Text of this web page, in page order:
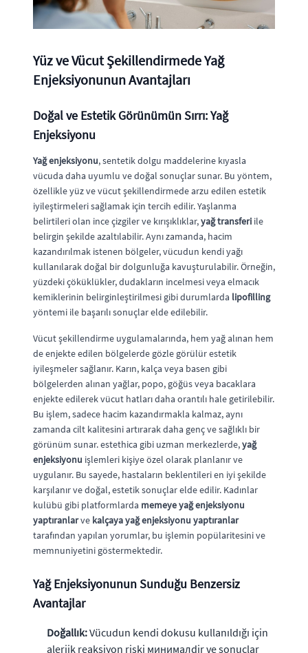
Yüz ve Vücut Şekillendirmede Yağ
Enjeksiyonunun Avantajları
Doğal ve Estetik Görünümün Sırrı: Yağ
Enjeksiyonu
Yağ enjeksiyonu, sentetik dolgu maddelerine kıyasla
vücuda daha uyumlu ve doğal sonuçlar sunar. Bu yöntem,
özellikle yüz ve vücut şekillendirmede arzu edilen estetik
iyileştirmeleri sağlamak için tercih edilir. Yaşlanma
belirtileri olan ince çizgiler ve kırışıklıklar,yağ transferi ile
belirgin şekilde azaltılabilir. Aynı zamanda, hacim
kazandırılmak istenen bölgeler, vücudun kendi yağı
kullanılarak doğal bir dolgunluğa kavuşturulabilir. Örneğin,
yüzdeki çöküklükler, dudakların incelmesi veya elmacık
kemiklerinin belirginleştirilmesi gibi durumlarda lipofilling
yöntemi ile başarılı sonuçlar elde edilebilir.
Vücut şekillendirme uygulamalarında, hem yağ alınan hem
de enjekte edilen bölgelerde gözle görülür estetik
iyileşmeler sağlanır. Karın, kalça veya basen gibi
bölgelerden alınan yağlar, popo, göğüs veya bacaklara
enjekte edilerek vücut hatları daha orantılı hale getirilebilir.
Bu işlem, sadece hacim kazandırmakla kalmaz, aynı
zamanda cilt kalitesini artırarak daha genç ve sağlıklı bir
görünüm sunar. estethica gibi uzman merkezlerde,yağ
enjeksiyonu işlemleri kişiye özel olarak planlanır ve
uygulanır. Bu sayede, hastaların beklentileri en iyi şekilde
karşılanır ve doğal, estetik sonuçlar elde edilir. Kadınlar
kulübü gibi platformlarda memeye yağ enjeksiyonu
yaptıranlarve kalçaya yağ enjeksiyonu yaptıranlar
tarafından yapılan yorumlar, bu işlemin popülaritesini ve
memnuniyetini göstermektedir.
Yağ Enjeksiyonunun Sunduğu Benzersiz
Avantajlar
Doğallık:Vücudun kendi dokusu kullanıldığı için
alerjik reaksiyon riski минималdir ve sonuçlar